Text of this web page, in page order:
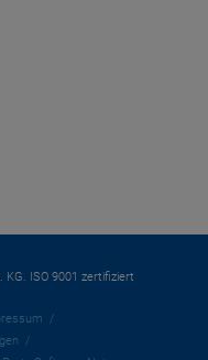
ISO 9001 zertifiziert